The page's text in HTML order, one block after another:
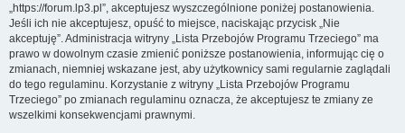
„https://forum.lp3.pl”, akceptujesz wyszczególnione poniżej postanowienia.
Jeśli ich nie akceptujesz, opuść to miejsce, naciskając przycisk „Nie
akceptuję”. Administracja witryny „Lista Przebojów Programu Trzeciego” ma
prawo w dowolnym czasie zmienić poniższe postanowienia, informując cię o
zmianach, niemniej wskazane jest, aby użytkownicy sami regularnie zaglądali
do tego regulaminu. Korzystanie z witryny „Lista Przebojów Programu
Trzeciego” po zmianach regulaminu oznacza, że akceptujesz te zmiany ze
wszelkimi konsekwencjami prawnymi.